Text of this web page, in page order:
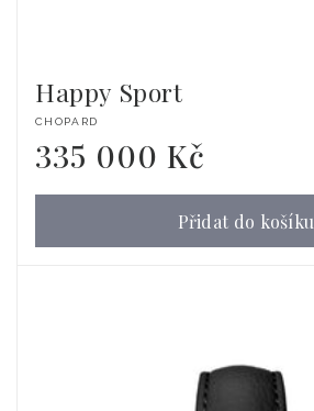
Happy Sport
Dodavatel:
CHOPARD
Běžná
cena
335 000 Kč
Přidat do košíku